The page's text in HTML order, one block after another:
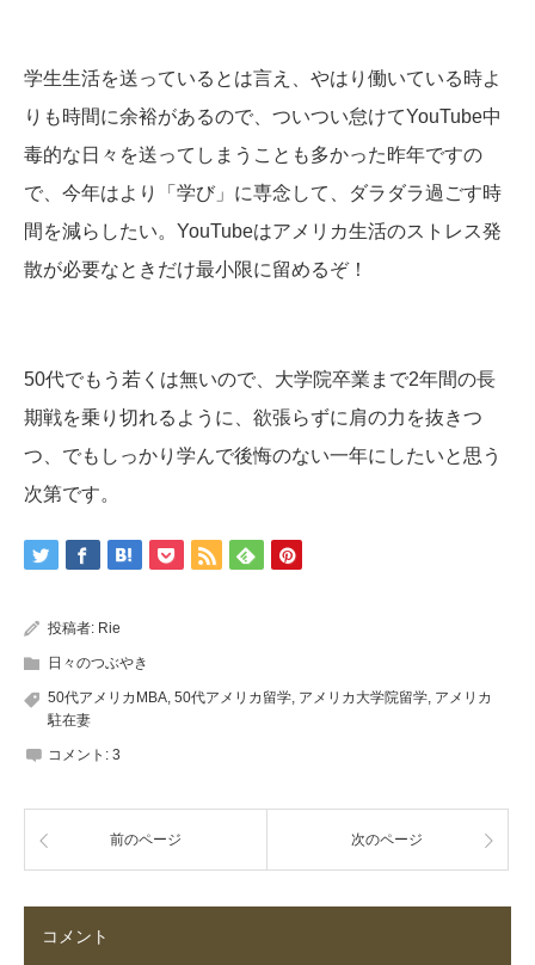
学生生活を送っているとは言え、やはり働いている時よ
りも時間に余裕があるので、ついつい怠けてYouTube中
毒的な日々を送ってしまうことも多かった昨年ですの
で、今年はより「学び」に専念して、ダラダラ過ごす時
間を減らしたい。YouTubeはアメリカ生活のストレス発
散が必要なときだけ最小限に留めるぞ！
50代でもう若くは無いので、大学院卒業まで2年間の長
期戦を乗り切れるように、欲張らずに肩の力を抜きつ
つ、でもしっかり学んで後悔のない一年にしたいと思う
次第です。
投稿者: Rie
日々のつぶやき
50代アメリカMBA, 50代アメリカ留学, アメリカ大学院留学, アメリカ
駐在妻
コメント: 3
前のページ 次のページ
コメント